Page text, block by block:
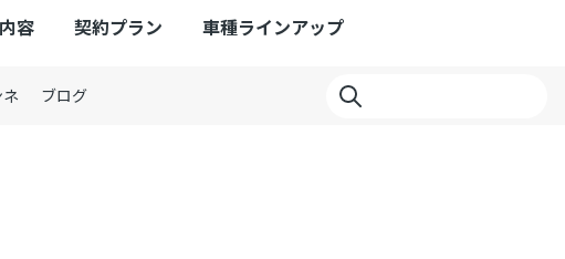
容 契約プラン 車種ラインアップ
ブログ